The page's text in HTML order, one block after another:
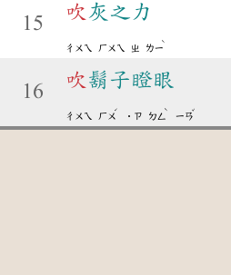
15
吹灰之力
ㄔㄨㄟ ㄏㄨㄟ ㄓ ㄌㄧ
ˋ
16
吹 鬍子瞪眼
ㄔㄨㄟ ㄏㄨ
ˊ
˙ㄗ ㄉㄥ
ˋ
ㄧㄢ
ˇ